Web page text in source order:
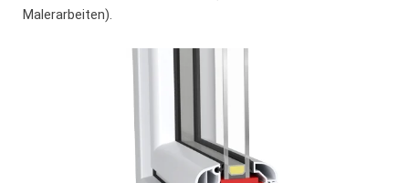
Malerarbeiten).